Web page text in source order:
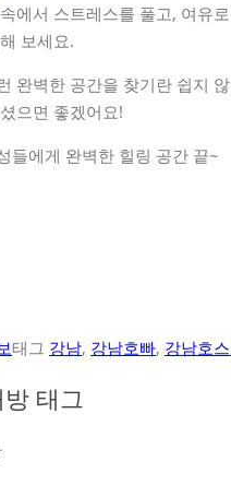
에서 스트레스를 풀고, 여유
보세요.
완벽한 공간을 찾기란 쉽지
으면 좋겠어요!
들에게 완벽한 힐링 공간 끝~
태그 강남, 강남호빠, 강남호
태그